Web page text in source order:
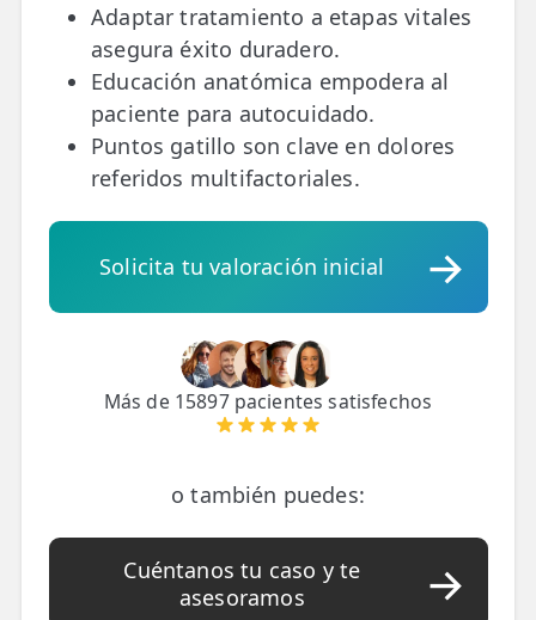
Adaptar tratamiento a etapas vitales
asegura éxito duradero.
Educación anatómica empodera al
paciente para autocuidado.
Puntos gatillo son clave en dolores
referidos multifactoriales.
Solicita tu valoración inicial
Más de 15897 pacientes satisfechos
o también puedes:
Cuéntanos tu caso y te
asesoramos